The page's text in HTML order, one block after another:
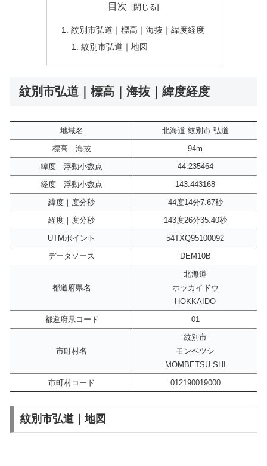
目次
紋別市弘道｜標高｜海抜｜緯度経度
紋別市弘道｜地図
紋別市弘道｜標高｜海抜｜緯度経度
地域名
北海道 紋別市 弘道
標高｜海抜
94m
緯度｜浮動小数点
44.235464
経度｜浮動小数点
143.443168
緯度｜度分秒
44度14分7.67秒
経度｜度分秒
143度26分35.40秒
UTMポイント
54TXQ95100092
データソース
DEM10B
都道府県名
北海道
ホッカイドウ
HOKKAIDO
都道府県コード
01
市町村名
紋別市
モンベツシ
MOMBETSU SHI
市町村コード
012190019000
紋別市弘道｜地図